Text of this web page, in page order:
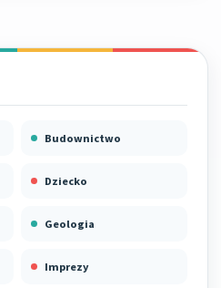
Budownictwo
Dziecko
Geologia
Imprezy